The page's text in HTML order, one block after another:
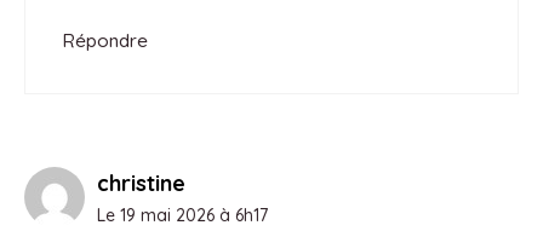
Répondre
christine
Le 19 mai 2026 à 6h17